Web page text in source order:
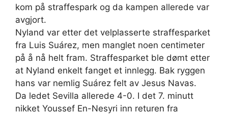
kom på straffespark og da kampen allerede var
avgjort.
Nyland var etter det velplasserte straffesparket
fra Luis Suárez, men manglet noen centimeter
på å nå helt fram. Straffesparket ble dømt etter
at Nyland enkelt fanget et innlegg. Bak ryggen
hans var nemlig Suárez felt av Jesus Navas.
Da ledet Sevilla allerede 4-0. I det 7. minutt
nikket Youssef En-Nesyri inn returen fra